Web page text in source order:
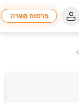
פרסום משרה
>